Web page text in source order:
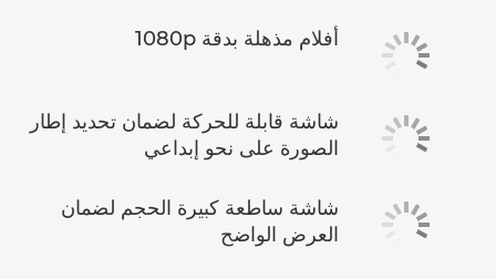
أفلام مذهلة بدقة 1080p
شاشة قابلة للحركة لضمان تحديد إطار
الصورة على نحو إبداعي
شاشة ساطعة كبيرة الحجم لضمان
العرض الواضح